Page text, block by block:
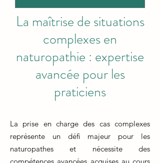
La maîtrise de situations
complexes en
naturopathie : expertise
avancée pour les
praticiens
La prise en charge des cas complexes
représente un défi majeur pour les
naturopathes et nécessite des